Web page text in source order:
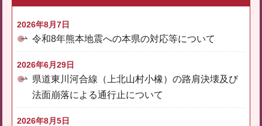
2026年8月7日
令和8年熊本地震への本県の対応等について
2026年6月29日
県道東川河合線（上北山村小橡）の路肩決壊及び
法面崩落による通行止について
2026年8月5日